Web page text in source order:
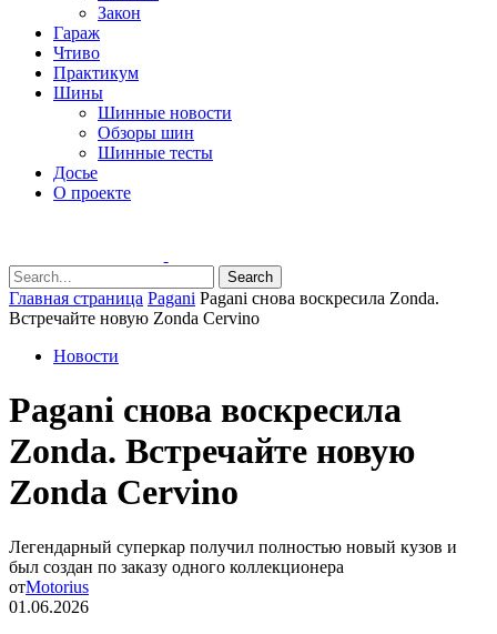
Закон
Гараж
Чтиво
Практикум
Шины
Шинные новости
Обзоры шин
Шинные тесты
Досье
О проекте
Search
Главная страница Pagani Pagani снова воскресила Zonda.
Встречайте новую Zonda Cervino
Новости
Pagani снова воскресила
Zonda. Встречайте новую
Zonda Cervino
Легендарный суперкар получил полностью новый кузов и
был создан по заказу одного коллекционера
отMotorius
01.06.2026